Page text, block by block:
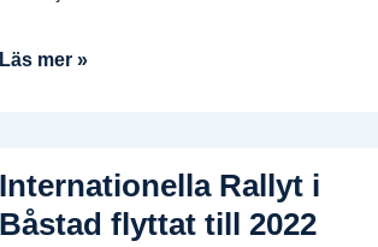
Anmälan
Rally
2023
Läs mer »
Internationella Rallyt i
Båstad flyttat till 2022